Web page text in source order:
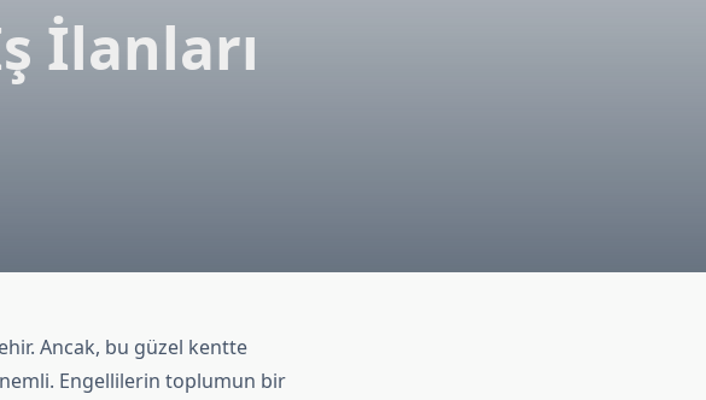
İlanları
Ancak, bu güzel kentte
Engellilerin toplumun bir